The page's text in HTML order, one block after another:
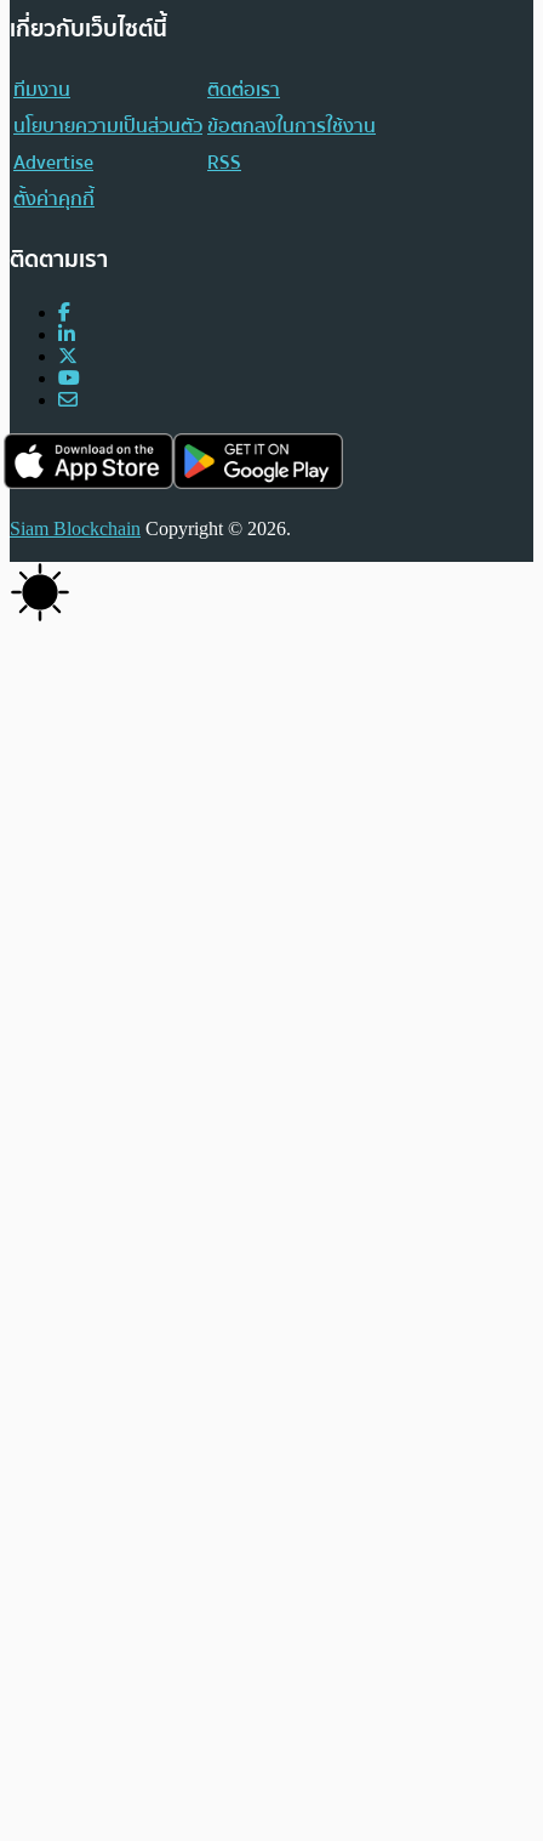
เกี่ยวกับเว็บไซต์นี้
ทีมงาน
ติดต่อเรา
นโยบายความเป็นส่วนตัวข้อตกลงในการใช้งาน
Advertise
RSS
ตั้งค่าคุกกี้
ติดตามเรา
Siam Blockchain Copyright © 2026.